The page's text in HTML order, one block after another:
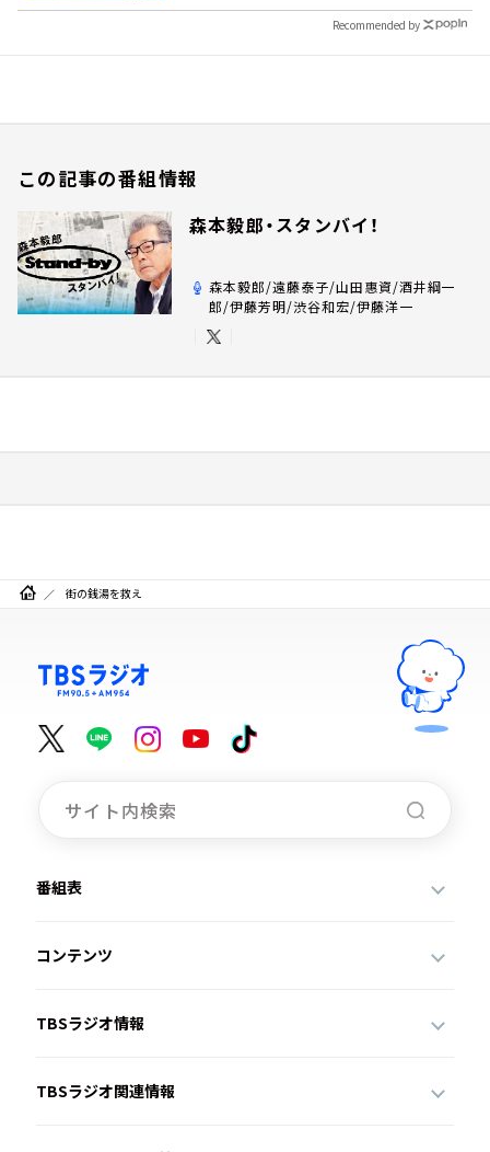
Recommended by
この記事の番組情報
森本毅郎・スタンバイ！
森本毅郎/遠藤泰子/山田惠資/酒井綱一
郎/伊藤芳明/渋谷和宏/伊藤洋一
街の銭湯を救え
番組表
コンテンツ
TBSラジオ情報
TBSラジオ関連情報